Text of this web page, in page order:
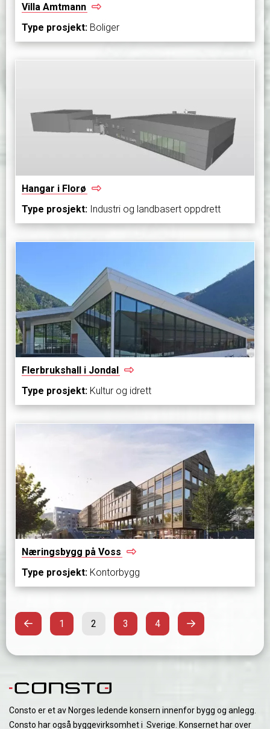
Villa Amtmann
Type prosjekt: Boliger
Hangar i Florø
Type prosjekt: Industri og landbasert oppdrett
Flerbrukshall i Jondal
Type prosjekt: Kultur og idrett
Næringsbygg på Voss
Type prosjekt: Kontorbygg
Sidepaginering
ForrigeSide
1 Side
2 Side
3 Side
4 Neste
Consto er et av Norges ledende konsern innenfor bygg og anlegg.
Consto har også byggevirksomhet i Sverige. Konsernet har over